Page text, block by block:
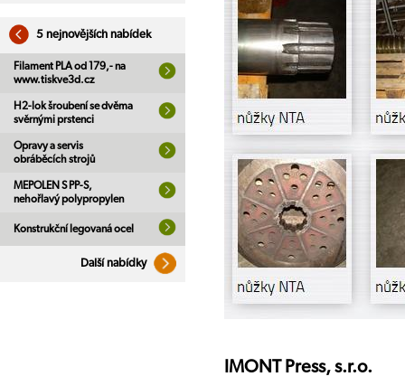
5 nejnovějších nabídek
Filament PLA od 179,- na
www.tiskve3d.cz
H2-lok šroubení se dvěma
svěrnými prstenci
Opravy a servis
obráběcích strojů
MEPOLEN S PP-S,
nehořlavý polypropylen
Konstrukční legovaná ocel
Další nabídky
IMONT Press, s.r.o.